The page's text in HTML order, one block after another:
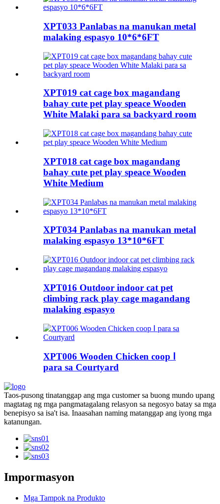
XPT033 Panlabas na manukan metal
malaking espasyo 10*6*6FT
XPT019 cat cage box magandang
bahay cute pet play speace Wooden
White Malaki para sa backyard room
XPT018 cat cage box magandang
bahay cute pet play speace Wooden
White Medium
XPT034 Panlabas na manukan metal
malaking espasyo 13*10*6FT
XPT016 Outdoor indoor cat pet
climbing rack play cage magandang
malaking espasyo
XPT006 ​​Wooden Chicken coop Ⅰ
para sa Courtyard
Taos-pusong tinatanggap ang mga customer sa buong mundo upang
magtatag ng mga pangmatagalang relasyon sa negosyo batay sa mga
benepisyo sa isa't isa. Inaasahan naming matanggap ang iyong mga
katanungan.
Impormasyon
Mga Tampok na Produkto